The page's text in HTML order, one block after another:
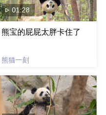
01:28
熊宝的屁屁太胖卡住了
熊猫一刻